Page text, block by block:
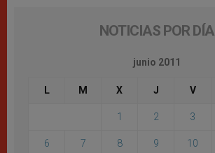
NOTICIAS POR DÍA
junio 2011
L M X J V
1 2 3
6 7 8 9 10